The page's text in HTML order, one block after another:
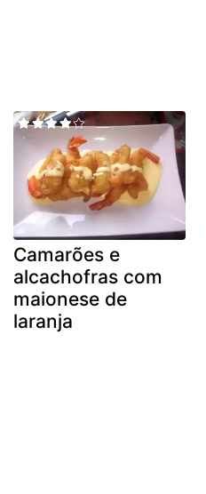
Camarões e
alcachofras com
maionese de
laranja